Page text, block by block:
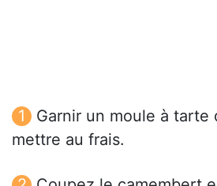
Garnir un moule à tarte
mettre au frais.